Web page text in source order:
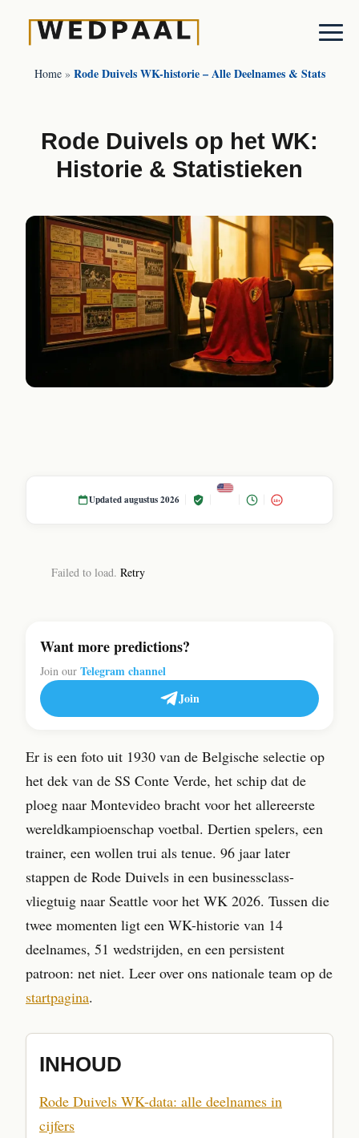
Home» Rode Duivels WK-historie – Alle Deelnames & Stats
Rode Duivels op het WK:
Historie & Statistieken
Updated augustus 2026 18+
Failed to load. Retry
Want more predictions?
Join our Telegram channel
Join
Er is een foto uit 1930 van de Belgische selectie op
het dek van de SS Conte Verde, het schip dat de
ploeg naar Montevideo bracht voor het allereerste
wereldkampioenschap voetbal. Dertien spelers, een
trainer, een wollen trui als tenue. 96 jaar later
stappen de Rode Duivels in een businessclass-
vliegtuig naar Seattle voor het WK 2026. Tussen die
twee momenten ligt een WK-historie van 14
deelnames, 51 wedstrijden, en een persistent
patroon: net niet. Leer over ons nationale team op de
startpagina.
INHOUD
Rode Duivels WK-data: alle deelnames in
cijfers